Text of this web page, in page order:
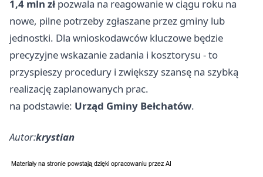
1,4 mln zł pozwala na reagowanie w ciągu roku na
nowe, pilne potrzeby zgłaszane przez gminy lub
jednostki. Dla wnioskodawców kluczowe będzie
precyzyjne wskazanie zadania i kosztorysu - to
przyspieszy procedury i zwiększy szansę na szybką
realizację zaplanowanych prac.
na podstawie: Urząd Gminy Bełchatów.
Autor:krystian